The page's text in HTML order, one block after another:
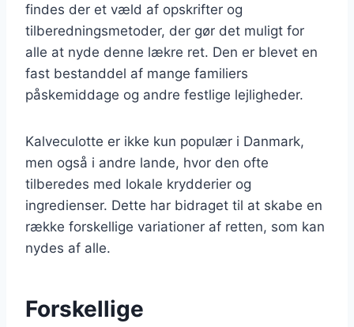
findes der et væld af opskrifter og
tilberedningsmetoder, der gør det muligt for
alle at nyde denne lækre ret. Den er blevet en
fast bestanddel af mange familiers
påskemiddage og andre festlige lejligheder.
Kalveculotte er ikke kun populær i Danmark,
men også i andre lande, hvor den ofte
tilberedes med lokale krydderier og
ingredienser. Dette har bidraget til at skabe en
række forskellige variationer af retten, som kan
nydes af alle.
Forskellige